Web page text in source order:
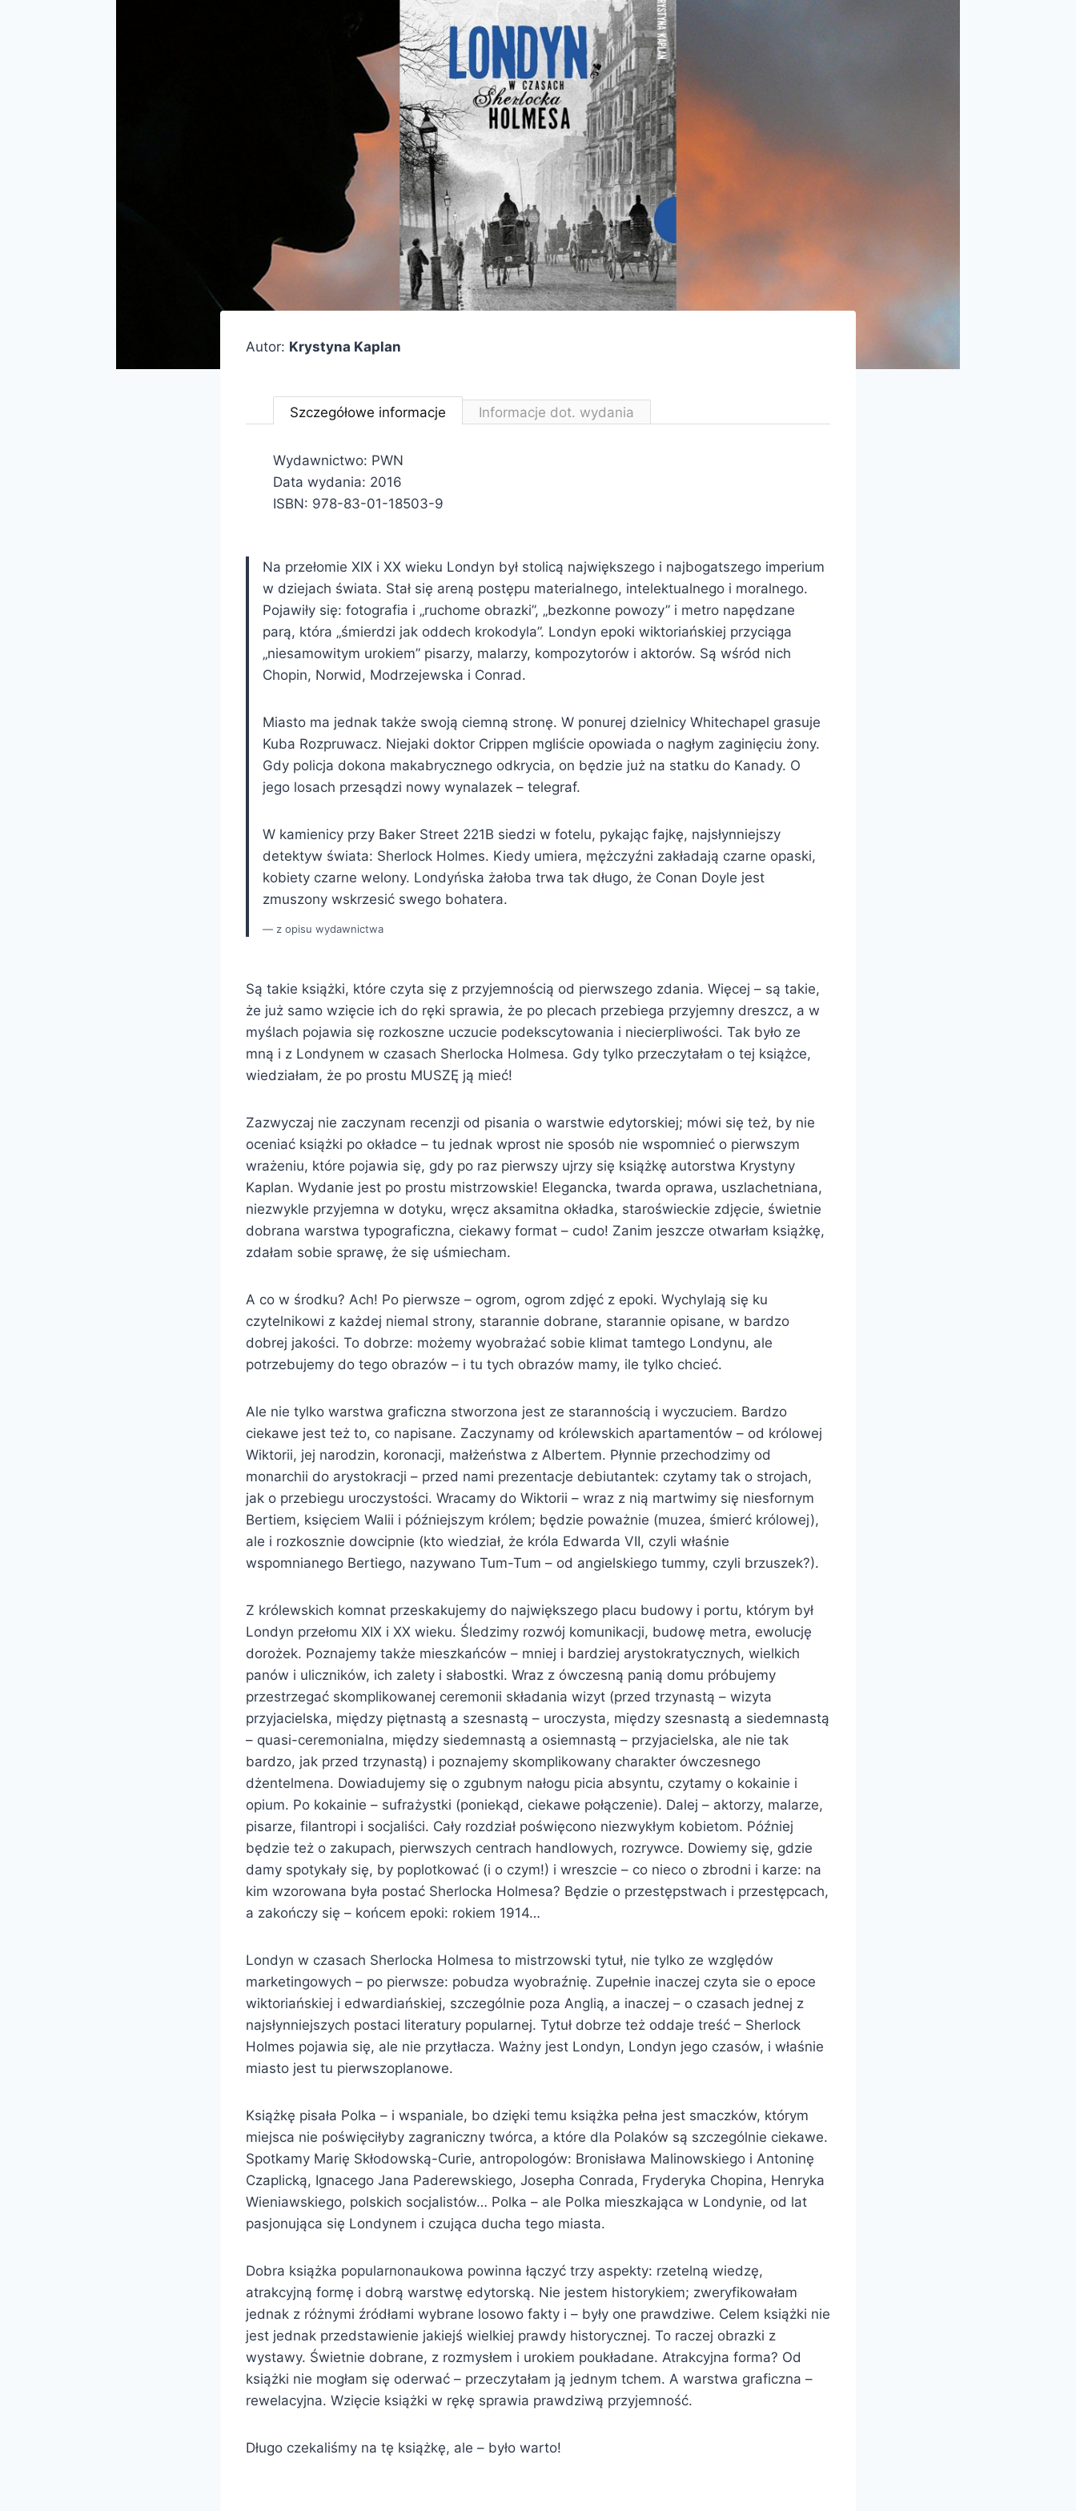
Autor: Krystyna Kaplan
Szczegółowe informacje Informacje dot. wydania
Wydawnictwo: PWN
Data wydania: 2016
ISBN: 978-83-01-18503-9
Na przełomie XIX i XX wieku Londyn był stolicą największego i najbogatszego imperium
w dziejach świata. Stał się areną postępu materialnego, intelektualnego i moralnego.
Pojawiły się: fotografia i „ruchome obrazki”, „bezkonne powozy” i metro napędzane
parą, która „śmierdzi jak oddech krokodyla”. Londyn epoki wiktoriańskiej przyciąga
„niesamowitym urokiem” pisarzy, malarzy, kompozytorów i aktorów. Są wśród nich
Chopin, Norwid, Modrzejewska i Conrad.
Miasto ma jednak także swoją ciemną stronę. W ponurej dzielnicy Whitechapel grasuje
Kuba Rozpruwacz. Niejaki doktor Crippen mgliście opowiada o nagłym zaginięciu żony.
Gdy policja dokona makabrycznego odkrycia, on będzie już na statku do Kanady. O
jego losach przesądzi nowy wynalazek – telegraf.
W kamienicy przy Baker Street 221B siedzi w fotelu, pykając fajkę, najsłynniejszy
detektyw świata: Sherlock Holmes. Kiedy umiera, mężczyźni zakładają czarne opaski,
kobiety czarne welony. Londyńska żałoba trwa tak długo, że Conan Doyle jest
zmuszony wskrzesić swego bohatera.
z opisu wydawnictwa
Są takie książki, które czyta się z przyjemnością od pierwszego zdania. Więcej – są takie,
że już samo wzięcie ich do ręki sprawia, że po plecach przebiega przyjemny dreszcz, a w
myślach pojawia się rozkoszne uczucie podekscytowania i niecierpliwości. Tak było ze
mną i z Londynem w czasach Sherlocka Holmesa. Gdy tylko przeczytałam o tej książce,
wiedziałam, że po prostu MUSZĘ ją mieć!
Zazwyczaj nie zaczynam recenzji od pisania o warstwie edytorskiej; mówi się też, by nie
oceniać książki po okładce – tu jednak wprost nie sposób nie wspomnieć o pierwszym
wrażeniu, które pojawia się, gdy po raz pierwszy ujrzy się książkę autorstwa Krystyny
Kaplan. Wydanie jest po prostu mistrzowskie! Elegancka, twarda oprawa, uszlachetniana,
niezwykle przyjemna w dotyku, wręcz aksamitna okładka, staroświeckie zdjęcie, świetnie
dobrana warstwa typograficzna, ciekawy format – cudo! Zanim jeszcze otwarłam książkę,
zdałam sobie sprawę, że się uśmiecham.
A co w środku? Ach! Po pierwsze – ogrom, ogrom zdjęć z epoki. Wychylają się ku
czytelnikowi z każdej niemal strony, starannie dobrane, starannie opisane, w bardzo
dobrej jakości. To dobrze: możemy wyobrażać sobie klimat tamtego Londynu, ale
potrzebujemy do tego obrazów – i tu tych obrazów mamy, ile tylko chcieć.
Ale nie tylko warstwa graficzna stworzona jest ze starannością i wyczuciem. Bardzo
ciekawe jest też to, co napisane. Zaczynamy od królewskich apartamentów – od królowej
Wiktorii, jej narodzin, koronacji, małżeństwa z Albertem. Płynnie przechodzimy od
monarchii do arystokracji – przed nami prezentacje debiutantek: czytamy tak o strojach,
jak o przebiegu uroczystości. Wracamy do Wiktorii – wraz z nią martwimy się niesfornym
Bertiem, księciem Walii i późniejszym królem; będzie poważnie (muzea, śmierć królowej),
ale i rozkosznie dowcipnie (kto wiedział, że króla Edwarda VII, czyli właśnie
wspomnianego Bertiego, nazywano Tum-Tum – od angielskiego tummy, czyli brzuszek?).
Z królewskich komnat przeskakujemy do największego placu budowy i portu, którym był
Londyn przełomu XIX i XX wieku. Śledzimy rozwój komunikacji, budowę metra, ewolucję
dorożek. Poznajemy także mieszkańców – mniej i bardziej arystokratycznych, wielkich
panów i uliczników, ich zalety i słabostki. Wraz z ówczesną panią domu próbujemy
przestrzegać skomplikowanej ceremonii składania wizyt (przed trzynastą – wizyta
przyjacielska, między piętnastą a szesnastą – uroczysta, między szesnastą a siedemnastą
– quasi-ceremonialna, między siedemnastą a osiemnastą – przyjacielska, ale nie tak
bardzo, jak przed trzynastą) i poznajemy skomplikowany charakter ówczesnego
dżentelmena. Dowiadujemy się o zgubnym nałogu picia absyntu, czytamy o kokainie i
opium. Po kokainie – sufrażystki (poniekąd, ciekawe połączenie). Dalej – aktorzy, malarze,
pisarze, filantropi i socjaliści. Cały rozdział poświęcono niezwykłym kobietom. Później
będzie też o zakupach, pierwszych centrach handlowych, rozrywce. Dowiemy się, gdzie
damy spotykały się, by poplotkować (i o czym!) i wreszcie – co nieco o zbrodni i karze: na
kim wzorowana była postać Sherlocka Holmesa? Będzie o przestępstwach i przestępcach,
a zakończy się – końcem epoki: rokiem 1914…
Londyn w czasach Sherlocka Holmesa ­to mistrzowski tytuł, nie tylko ze względów
marketingowych – po pierwsze: pobudza wyobraźnię. Zupełnie inaczej czyta sie o epoce
wiktoriańskiej i edwardiańskiej, szczególnie poza Anglią, a inaczej – o czasach jednej z
najsłynniejszych postaci literatury popularnej. Tytuł dobrze też oddaje treść – Sherlock
Holmes pojawia się, ale nie przytłacza. Ważny jest Londyn, Londyn jego czasów, i właśnie
miasto jest tu pierwszoplanowe.
Książkę pisała Polka – i wspaniale, bo dzięki temu książka pełna jest smaczków, którym
miejsca nie poświęciłyby zagraniczny twórca, a które dla Polaków są szczególnie ciekawe.
Spotkamy Marię Skłodowską-Curie, antropologów: Bronisława Malinowskiego i Antoninę
Czaplicką, Ignacego Jana Paderewskiego, Josepha Conrada, Fryderyka Chopina, Henryka
Wieniawskiego, polskich socjalistów… Polka – ale Polka mieszkająca w Londynie, od lat
pasjonująca się Londynem i czująca ducha tego miasta.
Dobra książka popularnonaukowa powinna łączyć trzy aspekty: rzetelną wiedzę,
atrakcyjną formę i dobrą warstwę edytorską. Nie jestem historykiem; zweryfikowałam
jednak z różnymi źródłami wybrane losowo fakty i – były one prawdziwe. Celem książki nie
jest jednak przedstawienie jakiejś wielkiej prawdy historycznej. To raczej obrazki z
wystawy. Świetnie dobrane, z rozmysłem i urokiem poukładane. Atrakcyjna forma? Od
książki nie mogłam się oderwać – przeczytałam ją jednym tchem. A warstwa graficzna –
rewelacyjna. Wzięcie książki w rękę sprawia prawdziwą przyjemność.
Długo czekaliśmy na tę książkę, ale – było warto!